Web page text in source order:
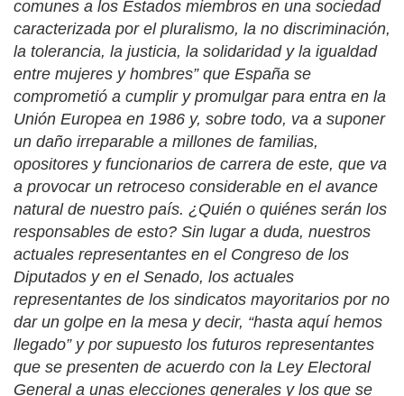
comunes a los Estados miembros en una sociedad
caracterizada por el pluralismo, la no discriminación,
la tolerancia, la justicia, la solidaridad y la igualdad
entre mujeres y hombres” que España se
comprometió a cumplir y promulgar para entra en la
Unión Europea en 1986 y, sobre todo, va a suponer
un daño irreparable a millones de familias,
opositores y funcionarios de carrera de este, que va
a provocar un retroceso considerable en el avance
natural de nuestro país. ¿Quién o quiénes serán los
responsables de esto? Sin lugar a duda, nuestros
actuales representantes en el Congreso de los
Diputados y en el Senado, los actuales
representantes de los sindicatos mayoritarios por no
dar un golpe en la mesa y decir, “hasta aquí hemos
llegado” y por supuesto los futuros representantes
que se presenten de acuerdo con la Ley Electoral
General a unas elecciones generales y los que se